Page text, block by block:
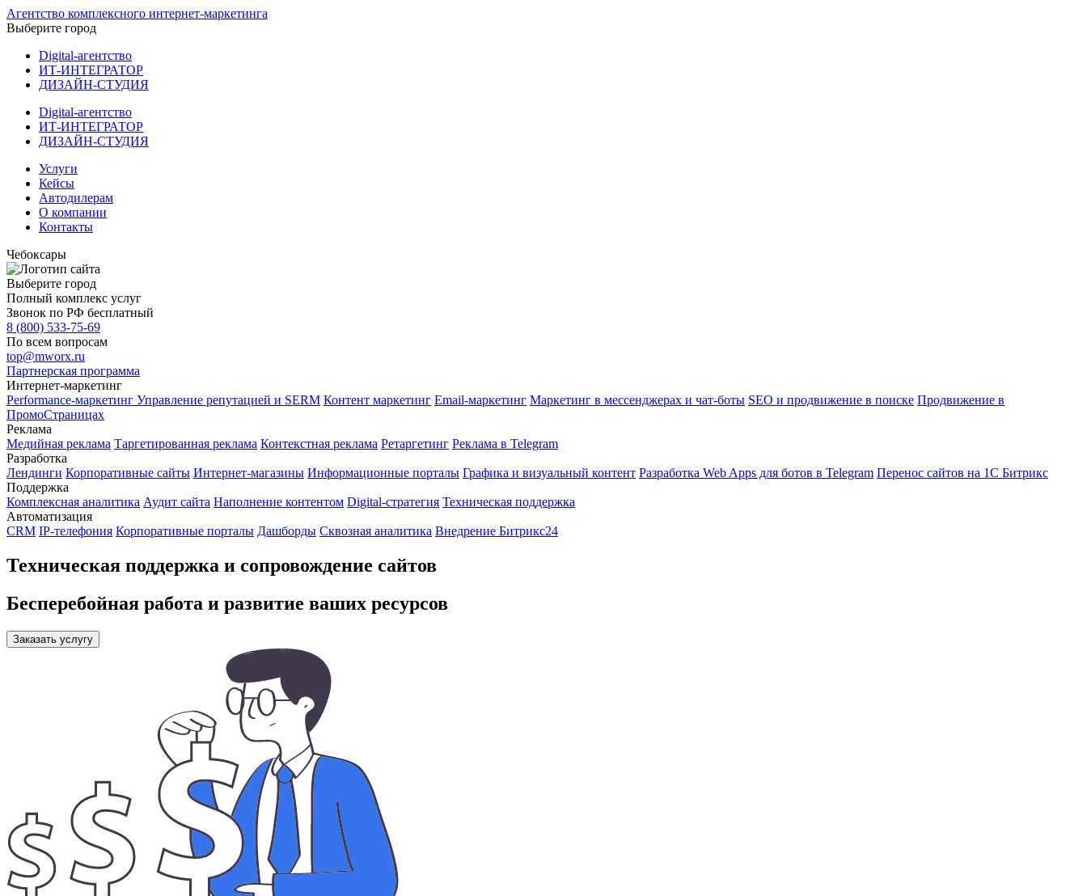
Агентство комплексного интернет-маркетинга
Выберите город
Digital-агентство
ИТ-ИНТЕГРАТОР
ДИЗАЙН-СТУДИЯ
Digital-агентство
ИТ-ИНТЕГРАТОР
ДИЗАЙН-СТУДИЯ
Услуги
Кейсы
Автодилерам
О компании
Контакты
Чебоксары
Выберите город
Полный комплекс услуг
Звонок по РФ бесплатный
8 (800) 533-75-69
По всем вопросам
top@mworx.ru
Партнерская программа
Интернет-маркетинг
Performance-маркетинг Управление репутацией и SERM Контент маркетинг Email-маркетинг Маркетинг в мессенджерах и чат-боты SEO и продвижение в поиске Продвижение в
ПромоСтраницах
Реклама
Медийная реклама Таргетированная реклама Контекстная реклама Ретаргетинг Реклама в Telegram
Разработка
Лендинги Корпоративные сайты Интернет-магазины Информационные порталы Графика и визуальный контент Разработка Web Apps для ботов в Telegram Перенос сайтов на 1С Битрикс
Поддержка
Комплексная аналитика Аудит сайта Наполнение контентом Digital-стратегия Техническая поддержка
Автоматизация
CRM IP-телефония Корпоративные порталы Дашборды Сквозная аналитика Внедрение Битрикс24
Техническая поддержка и сопровождение сайтов
Бесперебойная работа и развитие ваших ресурсов
Заказать услугу